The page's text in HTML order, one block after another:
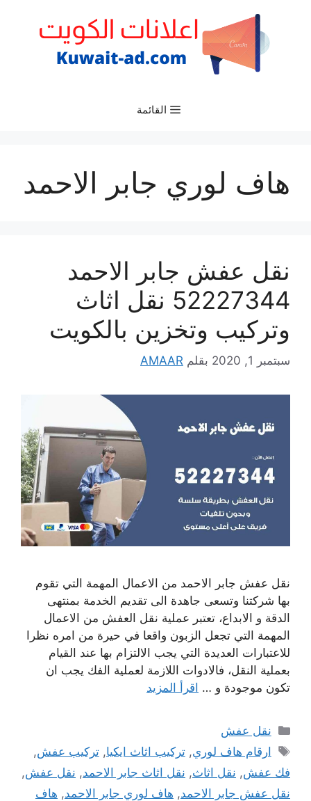
القائمة
هاف لوري جابر الاحمد
نقل عفش جابر الاحمد
52227344 نقل اثاث
وتركيب وتخزين بالكويت
سبتمبر 1, 2020 بقلم AMAAR
نقل عفش جابر الاحمد من الاعمال المهمة التي تقوم
بها شركتنا وتسعى جاهدة الى تقديم الخدمة بمنتهى
الدقة و الابداع، تعتبر عملية نقل العفش من الاعمال
المهمة التي تجعل الزبون واقعا في حيرة من امره نظرا
للاعتبارات العديدة التي يجب الالتزام بها عند القيام
بعملية النقل، فالادوات اللازمة لعملية الفك يجب ان
تكون موجودة و … اقرأ المزيد
التصنيفات
نقل عفش
الوسوم
ارقام هاف لوري,تركيب اثاث ايكيا,تركيب عفش,
فك عفش, نقل اثاث, نقل اثاث جابر الاحمد, نقل عفش,
نقل عفش جابر الاحمد, هاف لوري جابر الاحمد, هاف